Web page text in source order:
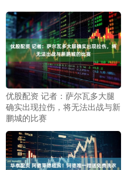
优股配资 记者：萨尔瓦多大腿
确实出现拉伤，将无法出战与新
鹏城的比赛